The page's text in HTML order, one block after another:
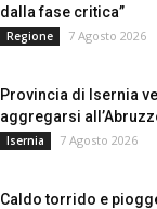
dalla fase critica”
Regione 7 Agosto 2026
Provincia di Isernia
aggregarsi
Isernia 7 Agosto 2026
Caldo torrido e